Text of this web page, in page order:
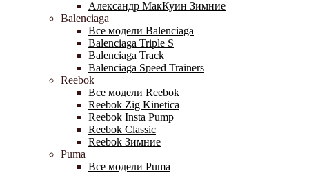
Александр МакКуин Зимние
Balenciaga
Все модели Balenciaga
Balenciaga Triple S
Balenciaga Track
Balenciaga Speed Trainers
Reebok
Все модели Reebok
Reebok Zig Kinetica
Reebok Insta Pump
Reebok Classic
Reebok Зимние
Puma
Все модели Puma